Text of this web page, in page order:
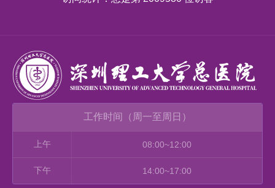
工作时间（周一至周日）
上午 08:00~12:00
下午 14:00~17:00